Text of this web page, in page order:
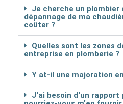
Je cherche un
dépannage de ma
coûter ?
Quelles sont les zones
entreprise en plomberie ?
Y at-il une majoration
J'ai besoin d'un rapport